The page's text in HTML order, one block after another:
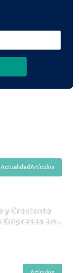
Actualidad Artículos
y Creciente
en